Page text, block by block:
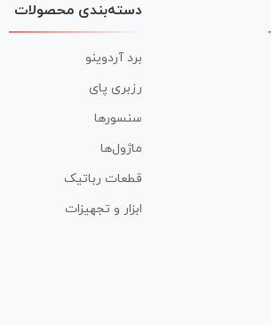
دسته‌بندی محصولات
برد آردوینو
رزبری پای
سنسورها
ماژول‌ها
قطعات رباتیک
ابزار و تجهیزات